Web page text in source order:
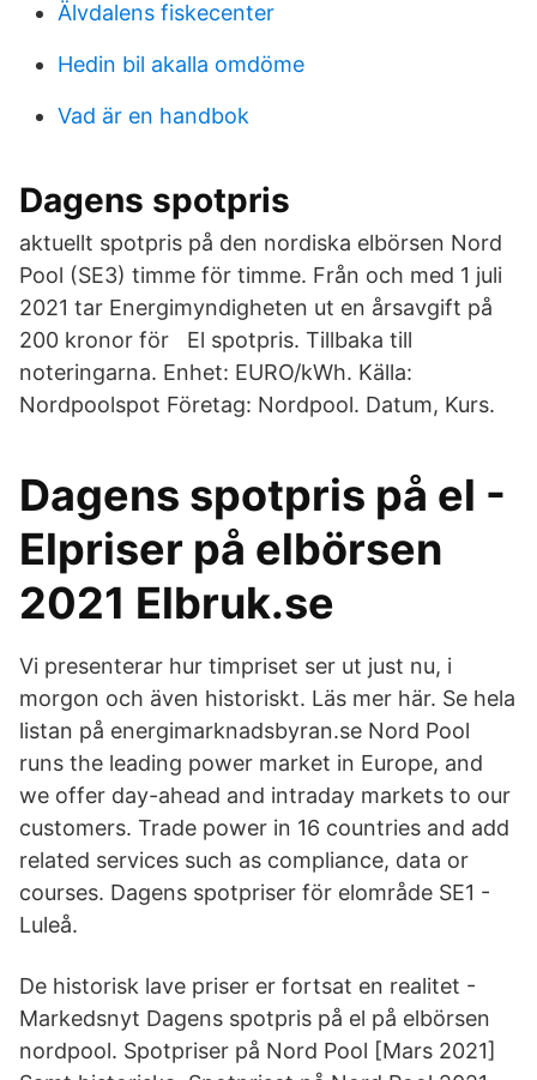
Älvdalens fiskecenter
Hedin bil akalla omdöme
Vad är en handbok
Dagens spotpris
aktuellt spotpris på den nordiska elbörsen Nord
Pool (SE3) timme för timme. Från och med 1 juli
2021 tar Energimyndigheten ut en årsavgift på
200 kronor för El spotpris. Tillbaka till
noteringarna. Enhet: EURO/kWh. Källa:
Nordpoolspot Företag: Nordpool. Datum, Kurs.
Dagens spotpris på el -
Elpriser på elbörsen
2021 Elbruk.se
Vi presenterar hur timpriset ser ut just nu, i
morgon och även historiskt. Läs mer här. Se hela
listan på energimarknadsbyran.se Nord Pool
runs the leading power market in Europe, and
we offer day-ahead and intraday markets to our
customers. Trade power in 16 countries and add
related services such as compliance, data or
courses. Dagens spotpriser för elområde SE1 -
Luleå.
De historisk lave priser er fortsat en realitet -
Markedsnyt Dagens spotpris på el på elbörsen
nordpool. Spotpriser på Nord Pool [Mars 2021]